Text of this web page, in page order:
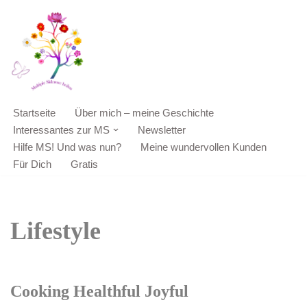
Zum
Inhalt
springen
Startseite
Über mich – meine Geschichte
Interessantes zur MS
Newsletter
Hilfe MS! Und was nun?
Meine wundervollen Kunden
Für Dich
Gratis
Lifestyle
Cooking Healthful Joyful